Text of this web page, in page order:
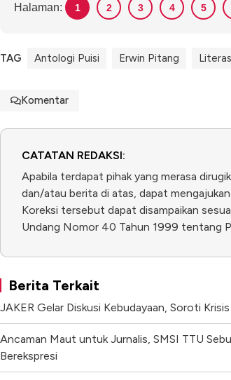
Halaman: 1 2 3 4 5
TAG Antologi Puisi Erwin Pitang
Komentar
CATATAN REDAKSI:
Apabila terdapat pihak yang merasa
dan/atau berita di atas, dapat
Koreksi tersebut dapat disampaikan
Undang Nomor 40 Tahun 1999 tentang
Berita Terkait
JAKER Gelar Diskusi Kebudayaan, Soroti
Ancaman Maut untuk Jurnalis, SMSI TTU
Berekspresi